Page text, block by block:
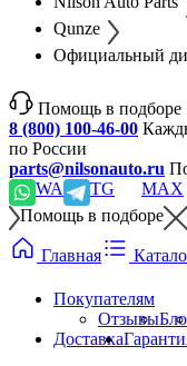
Qunze
Официальный
Помощь в подборе
8 (800) 100-46-00
по России
parts@nilsonauto.ru
WA
TG
MAX
Помощь в подборе
Главная
Покупателям
Отзывы
Доставка